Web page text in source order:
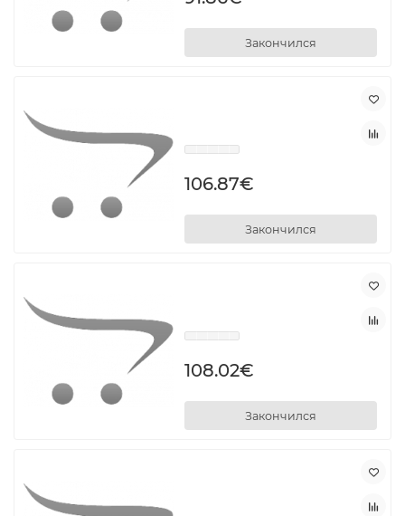
Закончился
106.87€
Закончился
108.02€
Закончился